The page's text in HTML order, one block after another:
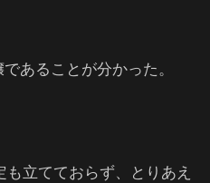
あることが分かった。
立てておらず、とりあえ